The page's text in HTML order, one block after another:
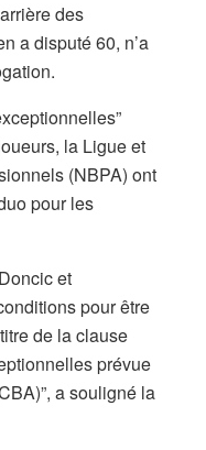
des
a disputé 60, n’a
la Ligue et
(NBPA) ont
pour les
et
pour être
de la clause
prévue
a souligné la